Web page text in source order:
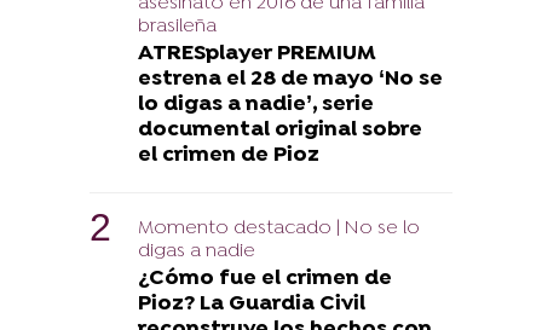
brasileña
ATRESplayer PREMIUM
estrena el 28 de mayo ‘No se
lo digas a nadie’, serie
documental original sobre
el crimen de Pioz
Momento destacado | No se lo
digas a nadie
¿Cómo fue el crimen de
Pioz? La Guardia Civil